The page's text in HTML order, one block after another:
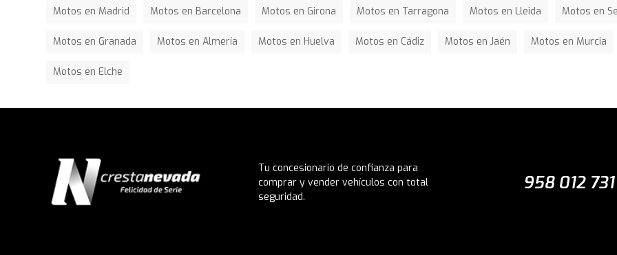
Motos en Madrid Motos en Barcelona Motos en Girona Motos en Tarragona Motos en Lleida Motos en
Motos en Granada Motos en Almería Motos en Huelva Motos en Cádiz Motos en Jaén Motos en Murcia
Motos en Elche
Tu concesionario de confianza para
comprar y vender vehículos con total
seguridad.
958 012 731